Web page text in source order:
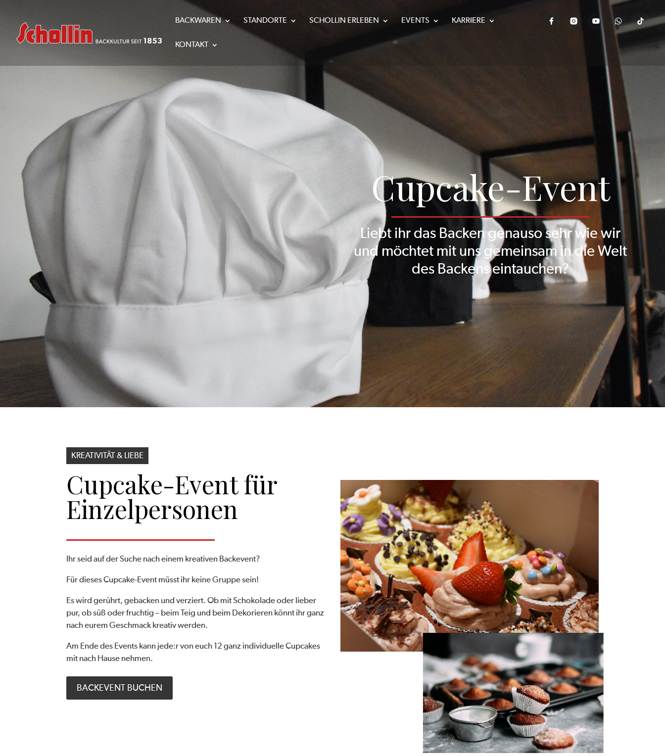
BACKWAREN STANDORTE SCHOLLIN ERLEBEN EVENTS KARRIERE
KONTAKT
Cupcake-Event
Liebt ihr das Backen genauso sehr wie wir
und möchtet mit uns gemeinsam in die Welt
des Backens eintauchen?
KREATIVITÄT & LIEBE
Cupcake-Event für
Einzel­personen
Ihr seid auf der Suche nach einem kreativen Backevent?
Für dieses Cupcake-Event müsst ihr keine Gruppe sein!
Es wird gerührt, gebacken und verziert. Ob mit Schokolade oder lieber
pur, ob süß oder fruchtig – beim Teig und beim Dekorieren könnt ihr ganz
nach eurem Geschmack kreativ werden.
Am Ende des Events kann jede:r von euch 12 ganz individuelle Cupcakes
mit nach Hause nehmen.
BACKEVENT BUCHEN